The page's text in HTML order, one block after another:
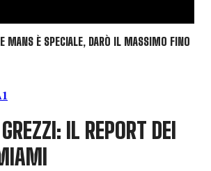
MANS È SPECIALE, DARÒ IL MASSIMO FINO
IL REPORT DEI